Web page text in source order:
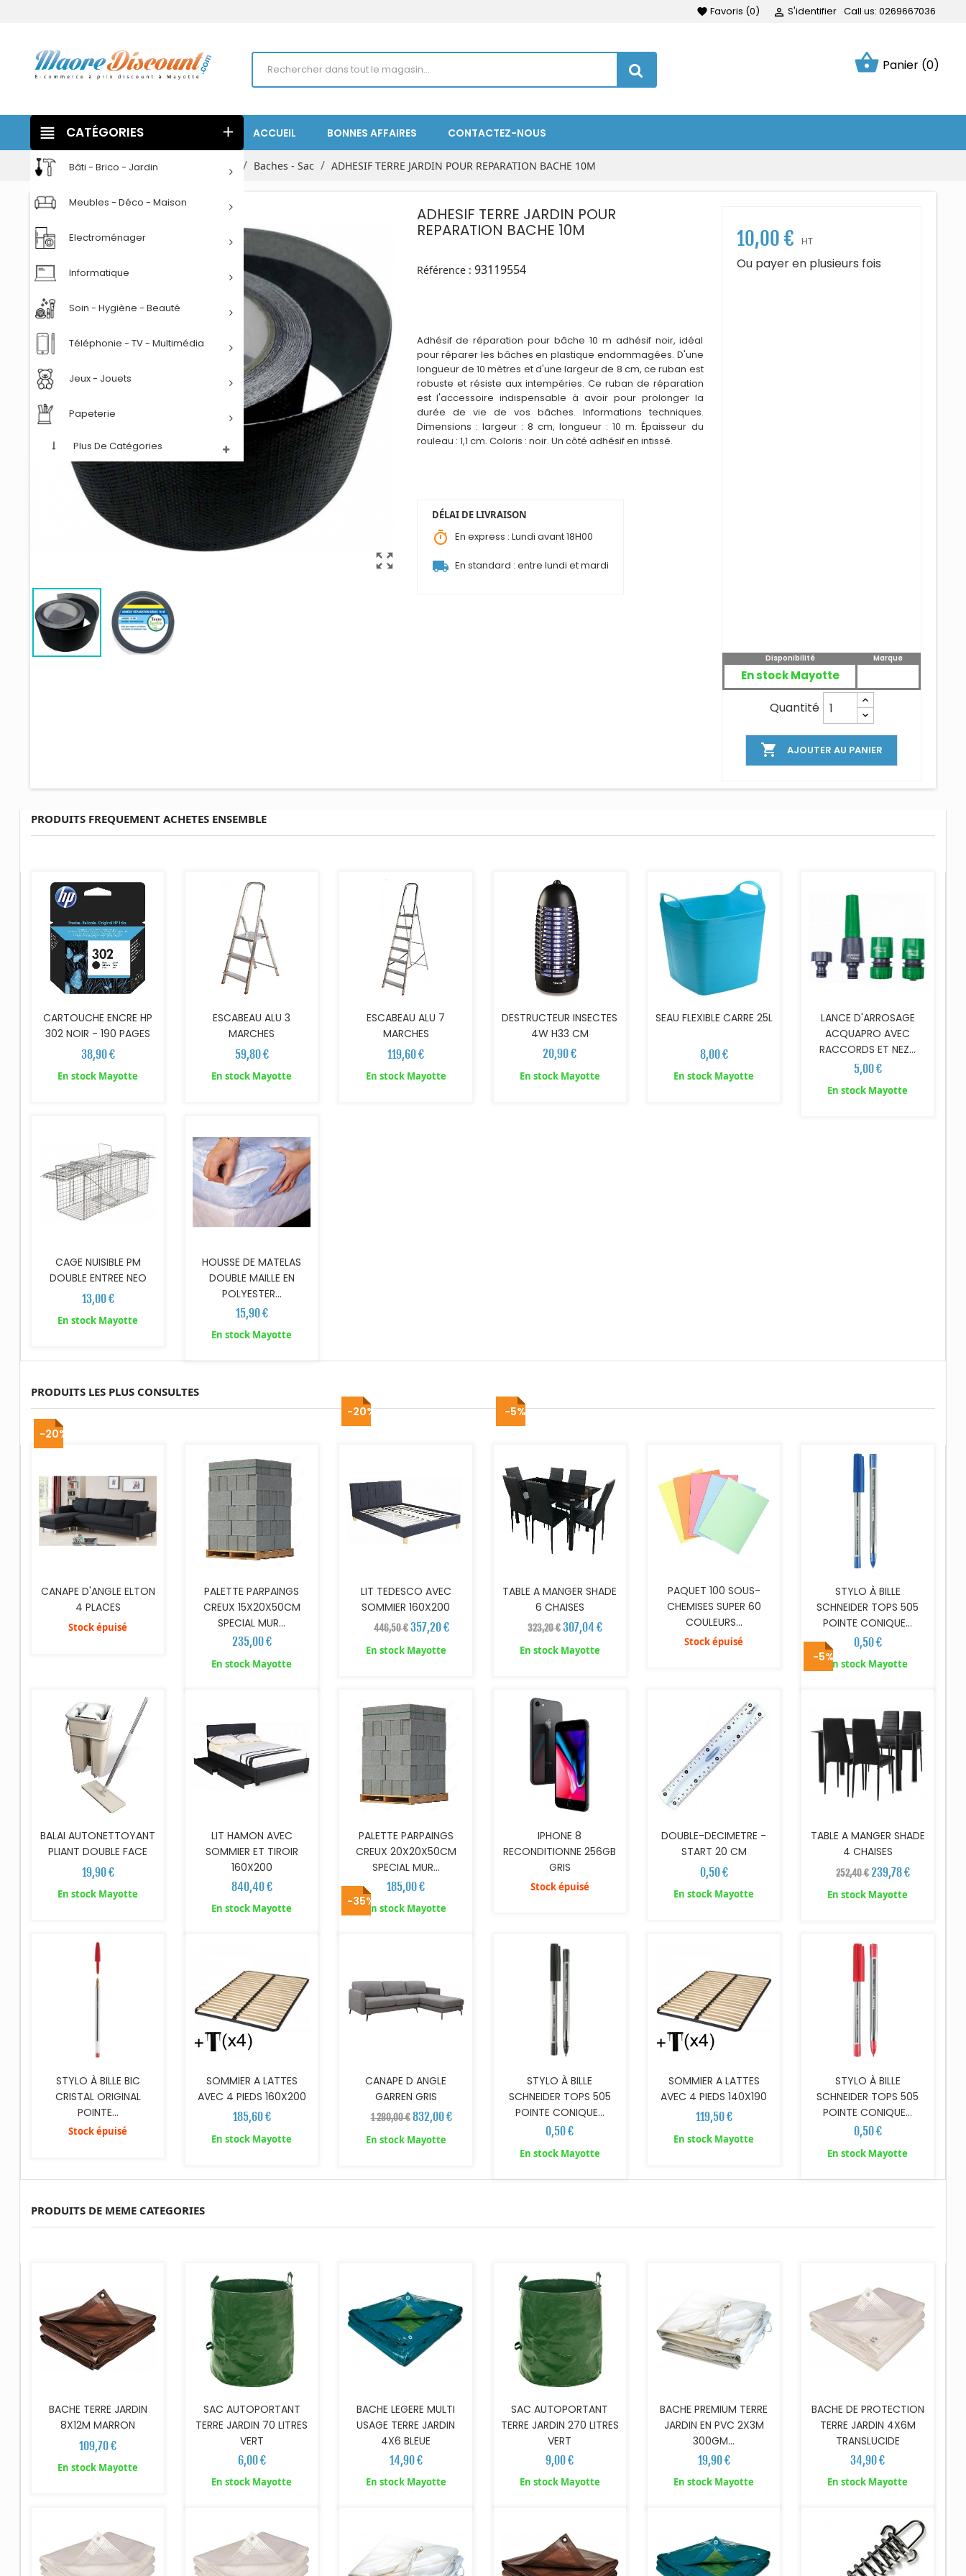
favorite Favoris (0)  S'identifier Call us: 0269667036
shopping_basket Panier (0)
ACCUEIL BONNES AFFAIRES CONTACTEZ-NOUS
view_headline CATÉGORIES add
Bâti - Brico - Jardin
Meubles - Déco - Maison
Electroménager
Informatique
Soin - Hygiène - Beauté
Téléphonie - TV - Multimédia
Jeux - Jouets
Papeterie
Plus De Catégories
Accueil Bâti - Brico - Jardin Jardinage Baches - Sac ADHESIF TERRE JARDIN POUR REPARATION BACHE 10M
zoom_out_map
ADHESIF TERRE JARDIN POUR
REPARATION BACHE 10M
Référence : 93119554
Adhésif de réparation pour bâche 10 m adhésif noir, idéal
pour réparer les bâches en plastique endommagées. D'une
longueur de 10 mètres et d'une largeur de 8 cm, ce ruban est
robuste et résiste aux intempéries. Ce ruban de réparation
est l'accessoire indispensable à avoir pour prolonger la
durée de vie de vos bâches. Informations techniques.
Dimensions : largeur : 8 cm, longueur : 10 m. Épaisseur du
rouleau : 1,1 cm. Coloris : noir. Un côté adhésif en intissé.
DÉLAI DE LIVRAISON
timer En express : Lundi avant 18H00
local_shipping En standard : entre lundi et mardi
10,00 € HT
Ou payer en plusieurs fois
Disponibilité
En stock Mayotte
Marque
Quantité
 AJOUTER AU PANIER
PRODUITS FREQUEMENT ACHETES ENSEMBLE
CARTOUCHE ENCRE HP
302 NOIR - 190 PAGES
38,90 €
En stock Mayotte
ESCABEAU ALU 3
MARCHES
59,80 €
En stock Mayotte
ESCABEAU ALU 7
MARCHES
119,60 €
En stock Mayotte
DESTRUCTEUR INSECTES
4W H33 CM
20,90 €
En stock Mayotte
SEAU FLEXIBLE CARRE 25L
8,00 €
En stock Mayotte
LANCE D'ARROSAGE
ACQUAPRO AVEC
RACCORDS ET NEZ...
5,00 €
En stock Mayotte
AJOUTER AU PANIER
CAGE NUISIBLE PM
DOUBLE ENTREE NEO
13,00 €
En stock Mayotte
AJOUTER AU PANIER
HOUSSE DE MATELAS
DOUBLE MAILLE EN
POLYESTER...
15,90 €
En stock Mayotte
PRODUITS LES PLUS CONSULTES
-20%
CANAPE D'ANGLE ELTON
4 PLACES
Stock épuisé
PALETTE PARPAINGS
CREUX 15X20X50CM
SPECIAL MUR...
235,00 €
En stock Mayotte
-20%
LIT TEDESCO AVEC
SOMMIER 160X200
446,50 € 357,20 €
En stock Mayotte
-5%
TABLE A MANGER SHADE
6 CHAISES
323,20 €307,04 €
En stock Mayotte
PAQUET 100 SOUS-
CHEMISES SUPER 60
COULEURS...
Stock épuisé
STYLO À BILLE
SCHNEIDER TOPS 505
POINTE CONIQUE...
0,50 €
En stock Mayotte
BALAI AUTONETTOYANT
PLIANT DOUBLE FACE
19,90 €
En stock Mayotte
AJOUTER AU PANIER
LIT HAMON AVEC
SOMMIER ET TIROIR
160X200
840,40 €
En stock Mayotte
AJOUTER AU PANIER
PALETTE PARPAINGS
CREUX 20X20X50CM
SPECIAL MUR...
185,00 €
En stock Mayotte
IPHONE 8
RECONDITIONNE 256GB
GRIS
Stock épuisé
DOUBLE-DECIMETRE -
START 20 CM
0,50 €
En stock Mayotte
-5% AJOUTER AU PANIER
TABLE A MANGER SHADE
4 CHAISES
252,40 €239,78 €
En stock Mayotte
STYLO À BILLE BIC
CRISTAL ORIGINAL
POINTE...
Stock épuisé
AJOUTER AU PANIER
SOMMIER A LATTES
AVEC 4 PIEDS 160X200
185,60 €
En stock Mayotte
-35% AJOUTER AU PANIER
CANAPE D ANGLE
GARREN GRIS
1 280,00 € 832,00 €
En stock Mayotte
STYLO À BILLE
SCHNEIDER TOPS 505
POINTE CONIQUE...
0,50 €
En stock Mayotte
AJOUTER AU PANIER
SOMMIER A LATTES
AVEC 4 PIEDS 140X190
119,50 €
En stock Mayotte
AJOUTER AU PANIER
STYLO À BILLE
SCHNEIDER TOPS 505
POINTE CONIQUE...
0,50 €
En stock Mayotte
PRODUITS DE MEME CATEGORIES
BACHE TERRE JARDIN
8X12M MARRON
109,70 €
En stock Mayotte
SAC AUTOPORTANT
TERRE JARDIN 70 LITRES
VERT
6,00 €
En stock Mayotte
BACHE LEGERE MULTI
USAGE TERRE JARDIN
4X6 BLEUE
14,90 €
En stock Mayotte
SAC AUTOPORTANT
TERRE JARDIN 270 LITRES
VERT
9,00 €
En stock Mayotte
BACHE PREMIUM TERRE
JARDIN EN PVC 2X3M
300GM...
19,90 €
En stock Mayotte
BACHE DE PROTECTION
TERRE JARDIN 4X6M
TRANSLUCIDE
34,90 €
En stock Mayotte
AJOUTER AU PANIER AJOUTER AU PANIER AJOUTER AU PANIER AJOUTER AU PANIER AJOUTER AU PANIER AJOUTER AU PANIER